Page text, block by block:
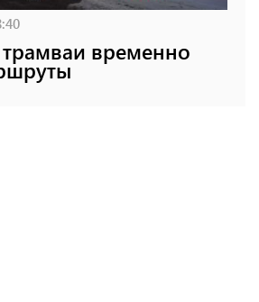
временно